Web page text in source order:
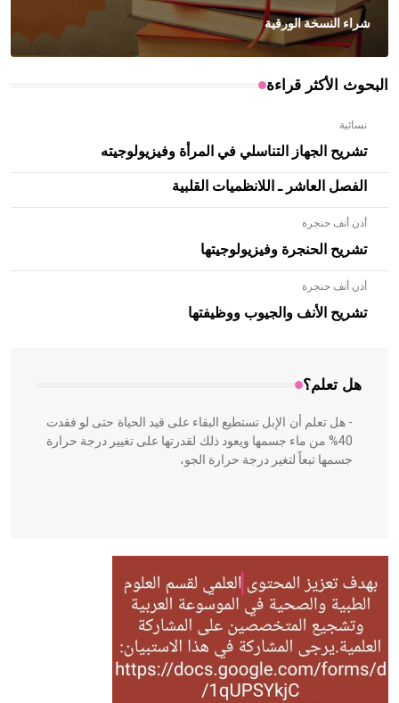
شراء النسخة الورقية
البحوث الأكثر قراءة
نسائية
تشريح الجهاز التناسلي في المرأة وفيزيولوجيته
الفصل العاشر ـ اللانظميات القلبية
أذن أنف حنجرة
تشريح الحنجرة وفيزيولوجيتها
أذن أنف حنجرة
تشريح الأنف والجيوب ووظيفتها
هل تعلم؟
- هل تعلم أن الأبلق نوع من الفنون الهندسية التي ارتبطت
بالعمارة الإسلامية في بلاد الشام ومصر خاصة، حيث يحرص
المعمار على بناء مداميكه وخاصة في الواجهات
- هل تعلم أن الإبل تستطيع البقاء على قيد الحياة حتى لو فقدت
40% من ماء جسمها ويعود ذلك لقدرتها على تغيير درجة حرارة
جسمها تبعاً لتغير درجة حرارة الجو،
- هل تعلم أن أبقراط كتب في الطب أربعة مؤلفات هي:
الحكم، الأدلة، تنظيم التغذية، ورسالته في جروح الرأس. ويعود
له الفضل بأنه حرر الطب من الدين والفلسفة.
- هل تعلم أن المرجان إفراز حيواني يتكون في البحر ويتركب